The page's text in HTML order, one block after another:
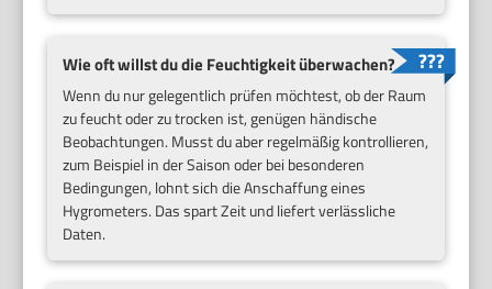
Wie oft willst du die Feuchtigkeit überwachen?
Wenn du nur gelegentlich prüfen möchtest, ob der Raum
zu feucht oder zu trocken ist, genügen händische
Beobachtungen. Musst du aber regelmäßig kontrollieren,
zum Beispiel in der Saison oder bei besonderen
Bedingungen, lohnt sich die Anschaffung eines
Hygrometers. Das spart Zeit und liefert verlässliche
Daten.